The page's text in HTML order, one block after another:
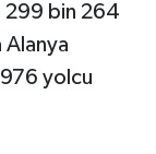
299 bin 264
yolcu